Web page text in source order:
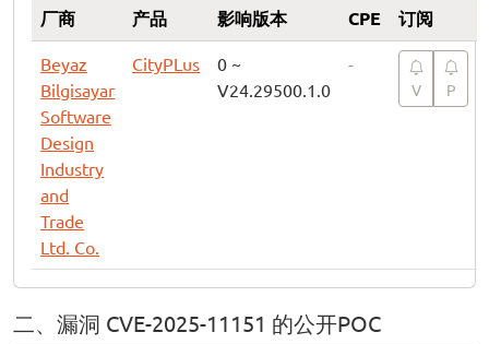
厂商 产品 影响版本 CPE 订阅
Beyaz
Bilgisayar
Software
Design
Industry
and
Trade
Ltd. Co.
CityPLus
0 ~
V24.29500.1.0
-
V P
二、漏洞 CVE-2025-11151 的公开POC